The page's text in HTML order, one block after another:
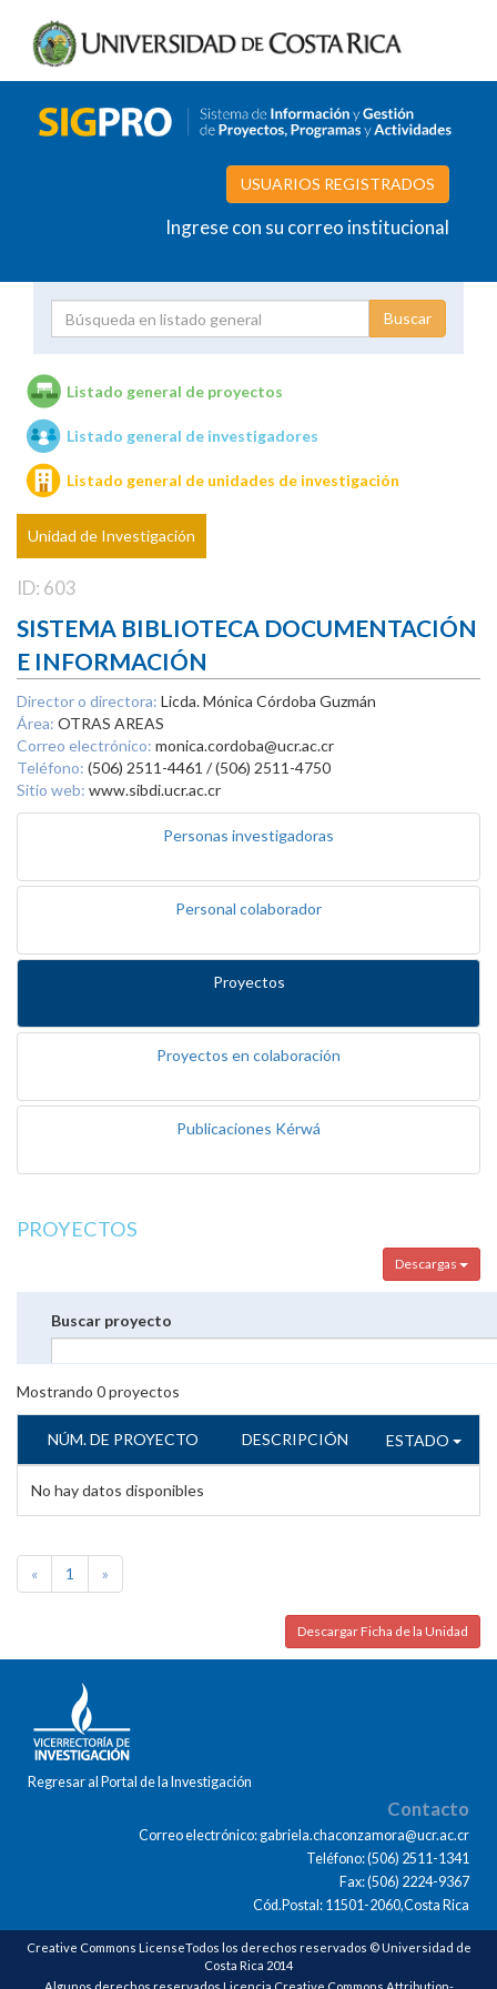
USUARIOS REGISTRADOS
Ingrese con su correo institucional
Unidades de investigación
Listado general de proyectos
Listado general de investigadores
Listado general de unidades de investigación
Unidad de Investigación
ID: 603
SISTEMA BIBLIOTECA DOCUMENTACIÓN
E INFORMACIÓN
Director o directora: Licda. Mónica Córdoba Guzmán
Área: OTRAS AREAS
Correo electrónico: monica.cordoba@ucr.ac.cr
Teléfono: (506) 2511-4461 / (506) 2511-4750
Sitio web: www.sibdi.ucr.ac.cr
Personas investigadoras
Personal colaborador
Proyectos
Proyectos en colaboración
Publicaciones Kérwá
PROYECTOS
Descargas
Buscar proyecto
Mostrando 0proyectos
NÚM. DE PROYECTO DESCRIPCIÓN ESTADO
No hay datos disponibles
« 1 »
Descargar Ficha de la Unidad
Regresar al Portal de la Investigación
Contacto
Correo electrónico: gabriela.chaconzamora@ucr.ac.cr
Teléfono: (506) 2511-1341
Fax: (506) 2224-9367
Cód.Postal: 11501-2060,Costa Rica
Creative Commons LicenseTodos los derechos reservados © Universidad de
Costa Rica 2014